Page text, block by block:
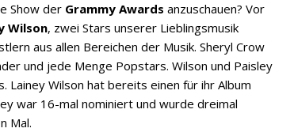
Show der Grammy Awards anzuschauen? Vor
Wilson, zwei Stars unserer Lieblingsmusik
aus allen Bereichen der Musik. Sheryl Crow
und jede Menge Popstars. Wilson und Paisley
Lainey Wilson hat bereits einen für ihr Album
war 16-mal nominiert und wurde dreimal
Mal.